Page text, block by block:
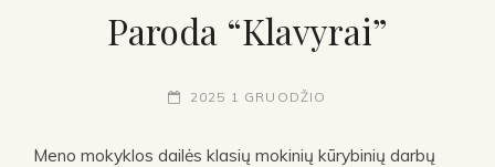
Paroda “Klavyrai”
2025 1 GRUODŽIO
Meno mokyklos dailės klasių mokinių kūrybinių darbų